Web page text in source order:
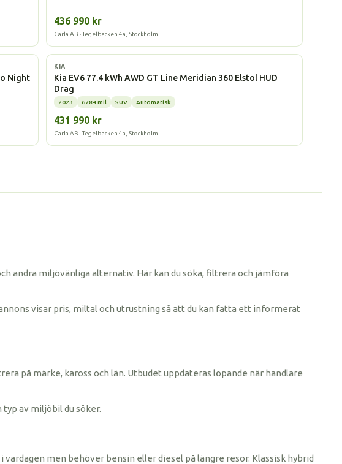
436 990 kr
Carla AB · Tegelbacken 4a, Stockholm
Night
Elbil
KIA
Kia EV6 77.4 kWh AWD GT Line Meridian 360 Elstol HUD
Drag
2023 6784 mil SUV Automatisk
431 990 kr
Carla AB · Tegelbacken 4a, Stockholm
andra miljövänliga alternativ. Här kan du söka, filtrera och jämföra
visar pris, miltal och utrustning så att du kan fatta ett informerat
på märke, kaross och län. Utbudet uppdateras löpande när handlare
av miljöbil du söker.
men behöver bensin eller diesel på längre resor. Klassisk hybrid